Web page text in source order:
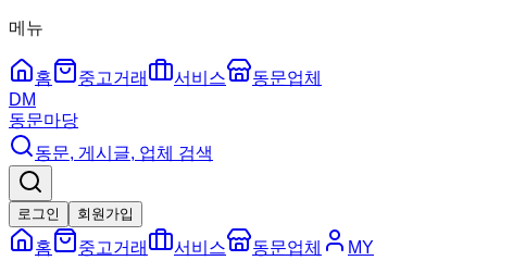
메뉴
홈 중고거래 서비스
동문업체
DM
동문마당
동문, 게시글, 업체 검색
로그인 회원가입
홈 중고거래 서비스 동문업체 MY